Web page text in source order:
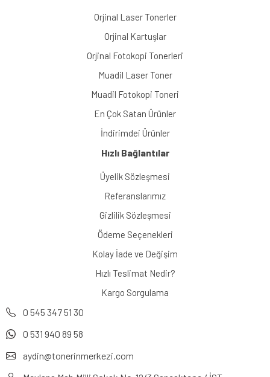
Orjinal Laser Tonerler
Orjinal Kartuşlar
Orjinal Fotokopi Tonerleri
Muadil Laser Toner
Muadil Fotokopi Toneri
En Çok Satan Ürünler
İndirimdei Ürünler
Hızlı Bağlantılar
Üyelik Sözleşmesi
Referanslarımız
Gizlilik Sözleşmesi
Ödeme Seçenekleri
Kolay İade ve Değişim
Hızlı Teslimat Nedir?
Kargo Sorgulama
0 545 347 51 30
0 531 940 89 58
aydin@tonerinmerkezi.com